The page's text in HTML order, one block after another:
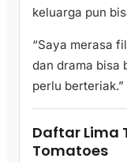
keluarga pun
“Saya merasa
dan drama bisa
perlu berteriak.”
Daftar Lima
Tomatoes